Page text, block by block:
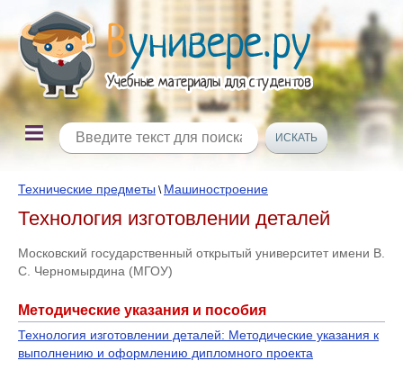
Технические предметы \ Машиностроение
Технология изготовлении деталей
Московский государственный открытый университет имени В.
С. Черномырдина (МГОУ)
Методические указания и пособия
Технология изготовлении деталей: Методические указания к
выполнению и оформлению дипломного проекта